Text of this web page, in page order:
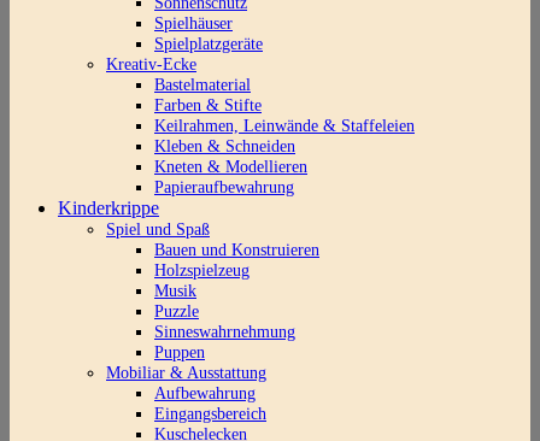
Spielhäuser
Spielplatzgeräte
Kreativ-Ecke
Bastelmaterial
Farben & Stifte
Keilrahmen, Leinwände & Staffeleien
Kleben & Schneiden
Kneten & Modellieren
Papieraufbewahrung
Kinderkrippe
Spiel und Spaß
Bauen und Konstruieren
Holzspielzeug
Musik
Puzzle
Sinneswahrnehmung
Puppen
Mobiliar & Ausstattung
Aufbewahrung
Eingangsbereich
Kuschelecken